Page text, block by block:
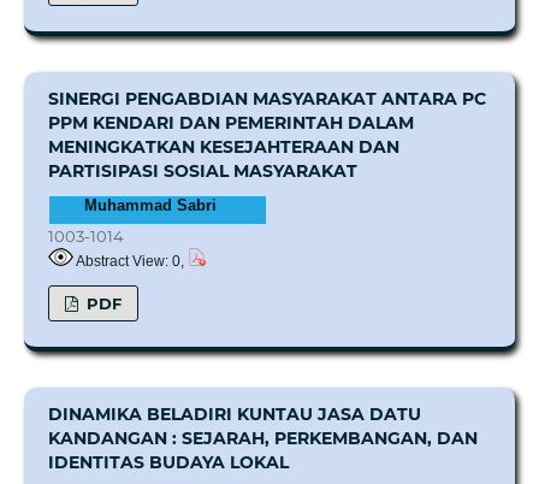
SINERGI PENGABDIAN MASYARAKAT ANTARA PC
PPM KENDARI DAN PEMERINTAH DALAM
MENINGKATKAN KESEJAHTERAAN DAN
PARTISIPASI SOSIAL MASYARAKAT
Muhammad Sabri
1003-1014
Abstract View: 0,
PDF
DINAMIKA BELADIRI KUNTAU JASA DATU
KANDANGAN : SEJARAH, PERKEMBANGAN, DAN
IDENTITAS BUDAYA LOKAL